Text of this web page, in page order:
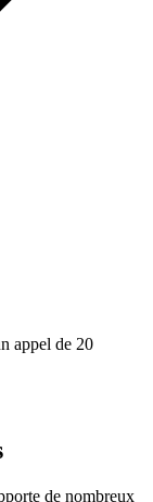
appel de 20
de nombreux